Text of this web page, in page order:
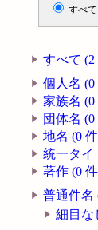
すべて
すべて (2
個人名 (0
家族名 (0
団体名 (0
地名 (0
統一タイ
著作 (0
普通件名
細目な